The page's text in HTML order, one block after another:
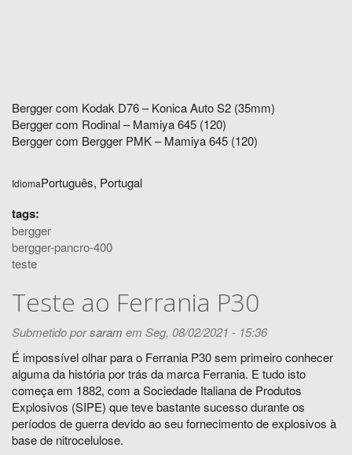
Bergger com Kodak D76 – Konica Auto S2 (35mm)
Bergger com Rodinal – Mamiya 645 (120)
Bergger com Bergger PMK – Mamiya 645 (120)
IdiomaPortuguês, Portugal
tags:
bergger
bergger-pancro-400
teste
Teste ao Ferrania P30
Submetido porsaram em Seg, 08/02/2021 - 15:36
É impossível olhar para o Ferrania P30 sem primeiro conhecer
alguma da história por trás da marca Ferrania. E tudo isto
começa em 1882, com a Sociedade Italiana de Produtos
Explosivos (SIPE) que teve bastante sucesso durante os
períodos de guerra devido ao seu fornecimento de explosivos à
base de nitrocelulose.